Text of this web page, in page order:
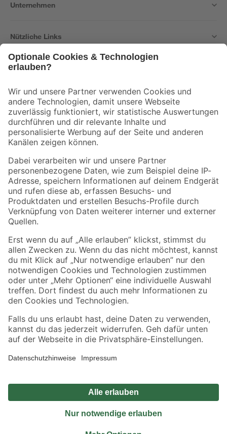
Unternehmen
Nützliche Links
Der toom Newsletter: Keine Angebote und Aktionen mehr verpassen!
Zur Newsletter Anmeldung
Folge uns
Zahlungsarten Versandarten
Sicher einkaufen
Jetzt die toom-App herunterladen
Alle Preisangaben in EUR inkl. gesetzl. MwSt.. Die dargestellten Angebote sind unter
Umständen nicht in allen Märkten verfügbar. Die angegebenen Verfügbarkeiten beziehen
Produkte nur solange der Vorrat reicht.
*Paketversand ab 59 € versandkostenfrei, gilt nicht für Artikel mit Speditionsversand, hier
Privatsphäre Impressum
Nutzungsbedingungen
Widerrufsrecht
Vertrag widerrufen